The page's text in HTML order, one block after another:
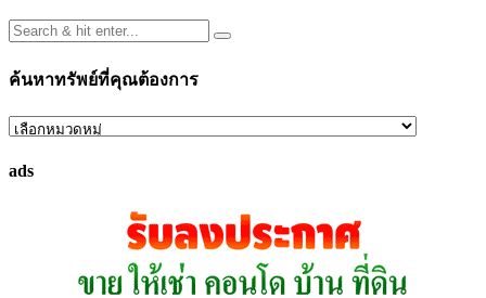
ค้นหาทรัพย์ที่คุณต้องการ
ค้นหา
ที่
ads